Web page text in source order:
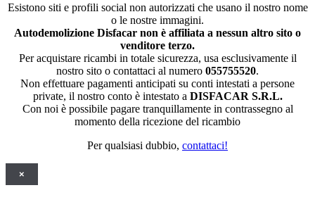
Esistono siti e profili social non autorizzati che usano il nostro nome
o le nostre immagini.
Autodemolizione Disfacar non è affiliata a nessun altro sito o
venditore terzo.
Per acquistare ricambi in totale sicurezza, usa esclusivamente il
nostro sito o contattaci al numero 055755520.
Non effettuare pagamenti anticipati su conti intestati a persone
private, il nostro conto è intestato a DISFACAR S.R.L.
Con noi è possibile pagare tranquillamente in contrassegno al
momento della ricezione del ricambio
Per qualsiasi dubbio, contattaci!
×